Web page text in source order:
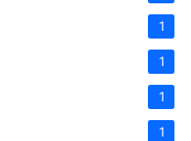
1
1
1
1